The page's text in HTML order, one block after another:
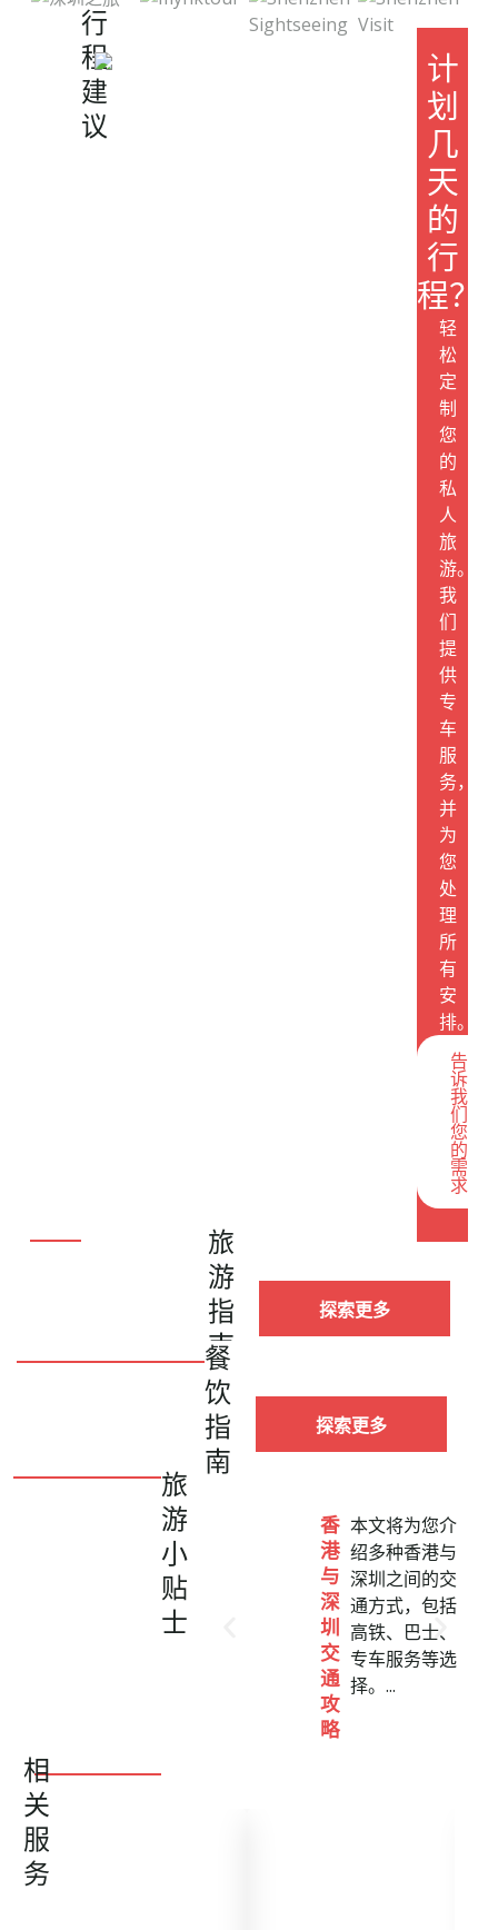
行
程
建
议
计
划
几
天
的
行
程？
轻
松
定
制
您
的
私
人
旅
游。
我
们
提
供
专
车
服
务，
并
为
您
处
理
所
有
安
排。
告
诉
我
们
您
的
需
求
旅
游
指
南
探索更多
餐
饮
指
南
探索更多
旅
游
小
贴
士
香
港
与
深
圳
交
通
攻
略
本文将为您介
绍多种香港与
深圳之间的交
通方式，包括
高铁、巴士、
专车服务等选
择。...
相
关
服
务